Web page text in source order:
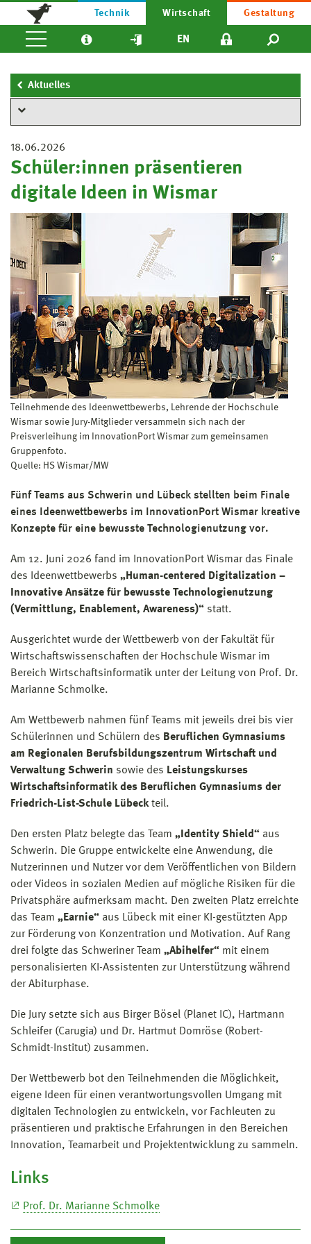
Technik Wirtschaft Gestaltung
EN
Aktuelles
18.06.2026
Schüler:innen präsentieren
digitale Ideen in Wismar
Teilnehmende des Ideenwettbewerbs, Lehrende der Hochschule
Wismar sowie Jury-Mitglieder versammeln sich nach der
Preisverleihung im InnovationPort Wismar zum gemeinsamen
Gruppenfoto.
Quelle: HS Wismar/MW
Fünf Teams aus Schwerin und Lübeck stellten beim Finale
eines Ideenwettbewerbs im InnovationPort Wismar kreative
Konzepte für eine bewusste Technologienutzung vor.
Am 12. Juni 2026 fand im InnovationPort Wismar das Finale
des Ideenwettbewerbs „Human-centered Digitalization –
Innovative Ansätze für bewusste Technologienutzung
(Vermittlung, Enablement, Awareness)“ statt.
Ausgerichtet wurde der Wettbewerb von der Fakultät für
Wirtschaftswissenschaften der Hochschule Wismar im
Bereich Wirtschaftsinformatik unter der Leitung von Prof. Dr.
Marianne Schmolke.
Am Wettbewerb nahmen fünf Teams mit jeweils drei bis vier
Schülerinnen und Schülern des Beruflichen Gymnasiums
am Regionalen Berufsbildungszentrum Wirtschaft und
Verwaltung Schwerin sowie des Leistungskurses
Wirtschaftsinformatik des Beruflichen Gymnasiums der
Friedrich-List-Schule Lübeckteil.
Den ersten Platz belegte das Team „Identity Shield“ aus
Schwerin. Die Gruppe entwickelte eine Anwendung, die
Nutzerinnen und Nutzer vor dem Veröffentlichen von Bildern
oder Videos in sozialen Medien auf mögliche Risiken für die
Privatsphäre aufmerksam macht. Den zweiten Platz erreichte
das Team „Earnie“ aus Lübeck mit einer KI-gestützten App
zur Förderung von Konzentration und Motivation. Auf Rang
drei folgte das Schweriner Team „Abihelfer“ mit einem
personalisierten KI-Assistenten zur Unterstützung während
der Abiturphase.
Die Jury setzte sich aus Birger Bösel (Planet IC), Hartmann
Schleifer (Carugia) und Dr. Hartmut Domröse (Robert-
Schmidt-Institut) zusammen.
Der Wettbewerb bot den Teilnehmenden die Möglichkeit,
eigene Ideen für einen verantwortungsvollen Umgang mit
digitalen Technologien zu entwickeln, vor Fachleuten zu
präsentieren und praktische Erfahrungen in den Bereichen
Innovation, Teamarbeit und Projektentwicklung zu sammeln.
Links
Prof. Dr. Marianne Schmolke